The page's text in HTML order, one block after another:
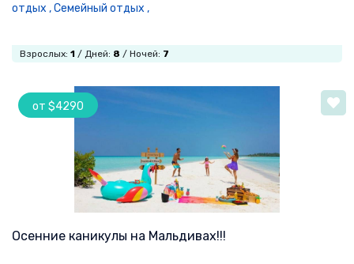
отдых ,Семейный отдых ,
Взрослых: 1 / Дней: 8 / Ночей: 7
от $4290
Осенние каникулы на Мальдивах!!!